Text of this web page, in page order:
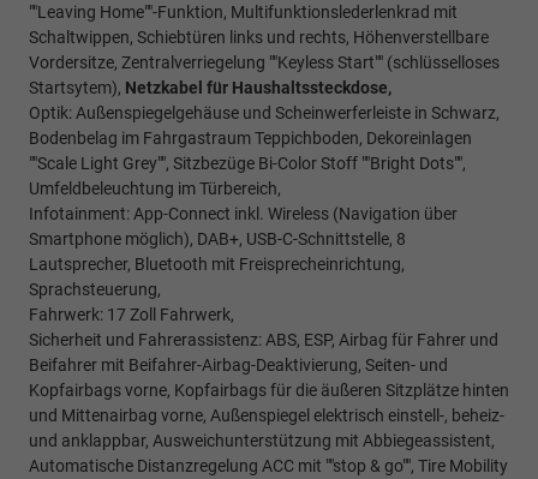
""Leaving Home""-Funktion, Multifunktionslederlenkrad mit
Schaltwippen, Schiebtüren links und rechts, Höhenverstellbare
Vordersitze, Zentralverriegelung ""Keyless Start"" (schlüsselloses
Startsytem), Netzkabel für Haushaltssteckdose,
Optik: Außenspiegelgehäuse und Scheinwerferleiste in Schwarz,
Bodenbelag im Fahrgastraum Teppichboden, Dekoreinlagen
""Scale Light Grey"", Sitzbezüge Bi-Color Stoff ""Bright Dots"",
Umfeldbeleuchtung im Türbereich,
Infotainment: App-Connect inkl. Wireless (Navigation über
Smartphone möglich), DAB+, USB-C-Schnittstelle, 8
Lautsprecher, Bluetooth mit Freisprecheinrichtung,
Sprachsteuerung,
Fahrwerk: 17 Zoll Fahrwerk,
Sicherheit und Fahrerassistenz: ABS, ESP, Airbag für Fahrer und
Beifahrer mit Beifahrer-Airbag-Deaktivierung, Seiten- und
Kopfairbags vorne, Kopfairbags für die äußeren Sitzplätze hinten
und Mittenairbag vorne, Außenspiegel elektrisch einstell-, beheiz-
und anklappbar, Ausweichunterstützung mit Abbiegeassistent,
Automatische Distanzregelung ACC mit ""stop & go"", Tire Mobility